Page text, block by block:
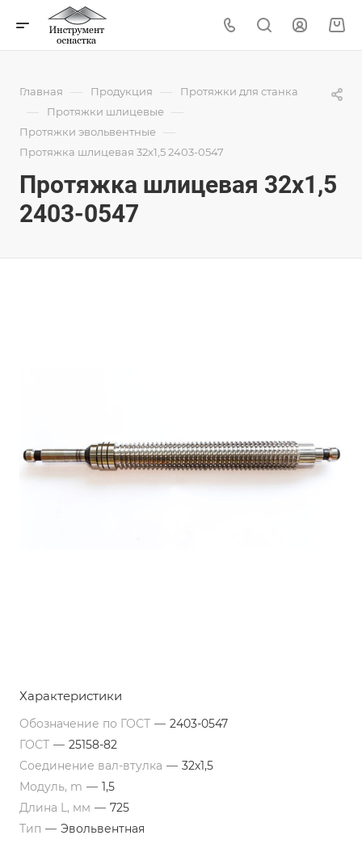
Главная — Продукция — Протяжки для станка
— Протяжки шлицевые —
Протяжки эвольвентные —
Протяжка шлицевая 32x1,5 2403-0547
Протяжка шлицевая 32x1,5
2403-0547
Характеристики
Обозначение по ГОСТ — 2403-0547
ГОСТ — 25158-82
Соединение вал-втулка — 32х1,5
Модуль, m — 1,5
Длина L, мм — 725
Тип — Эвольвентная